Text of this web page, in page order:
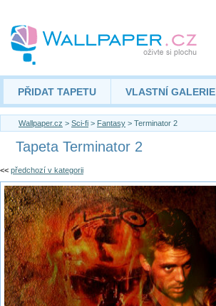
PŘIDAT TAPETU VLASTNÍ GALERIE
Wallpaper.cz > Sci-fi > Fantasy > Terminator 2
Tapeta Terminator 2
<< předchozí v kategorii